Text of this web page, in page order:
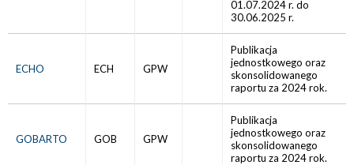
01.07.2024 r. do
30.06.2025 r.
ECHO ECH GPW
Publikacja
jednostkowego oraz
skonsolidowanego
raportu za 2024 rok.
GOBARTO GOB GPW
Publikacja
jednostkowego oraz
skonsolidowanego
raportu za 2024 rok.